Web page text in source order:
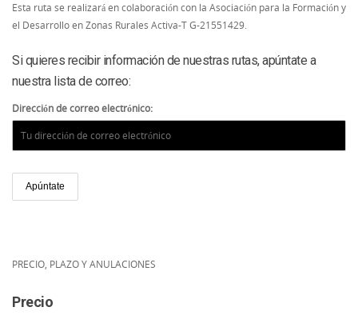
Esta ruta se realizará en colaboración con la Asociación para la Formación y
el Desarrollo en Zonas Rurales Activa-T G-21551429.
Si quieres recibir información de nuestras rutas, apúntate a
nuestra lista de correo:
Dirección de correo electrónico:
PRECIO, PLAZO Y ANULACIONES
Precio